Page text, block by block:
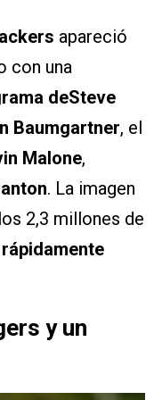
apareció
con una
deSteve
Baumgartner, el
Malone,
. La imagen
2,3 millones de
rápidamente
y un